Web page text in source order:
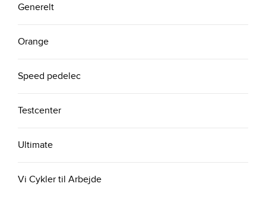
Generelt
Orange
Speed pedelec
Testcenter
Ultimate
Vi Cykler til Arbejde